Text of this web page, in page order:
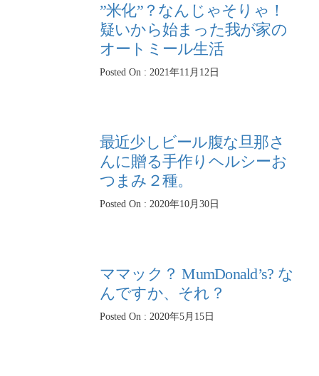
”米化”？なんじゃそりゃ！
疑いから始まった我が家の
オートミール生活
Posted On : 2021年11月12日
最近少しビール腹な旦那さ
んに贈る手作りヘルシーお
つまみ２種。
Posted On : 2020年10月30日
ママック？ MumDonald’s? な
んですか、それ？
Posted On : 2020年5月15日